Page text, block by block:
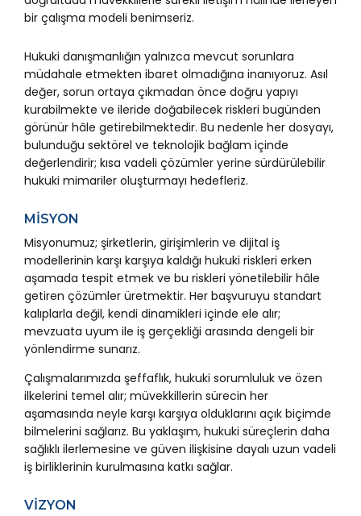
bir çalışma modeli benimseriz.
Hukuki danışmanlığın yalnızca mevcut sorunlara
müdahale etmekten ibaret olmadığına inanıyoruz. Asıl
değer, sorun ortaya çıkmadan önce doğru yapıyı
kurabilmekte ve ileride doğabilecek riskleri bugünden
görünür hâle getirebilmektedir. Bu nedenle her dosyayı,
bulunduğu sektörel ve teknolojik bağlam içinde
değerlendirir; kısa vadeli çözümler yerine sürdürülebilir
hukuki mimariler oluşturmayı hedefleriz.
MİSYON
Misyonumuz; şirketlerin, girişimlerin ve dijital iş
modellerinin karşı karşıya kaldığı hukuki riskleri erken
aşamada tespit etmek ve bu riskleri yönetilebilir hâle
getiren çözümler üretmektir. Her başvuruyu standart
kalıplarla değil, kendi dinamikleri içinde ele alır;
mevzuata uyum ile iş gerçekliği arasında dengeli bir
yönlendirme sunarız.
Çalışmalarımızda şeffaflık, hukuki sorumluluk ve özen
ilkelerini temel alır; müvekkillerin sürecin her
aşamasında neyle karşı karşıya olduklarını açık biçimde
bilmelerini sağlarız. Bu yaklaşım, hukuki süreçlerin daha
sağlıklı ilerlemesine ve güven ilişkisine dayalı uzun vadeli
iş birliklerinin kurulmasına katkı sağlar.
VİZYON